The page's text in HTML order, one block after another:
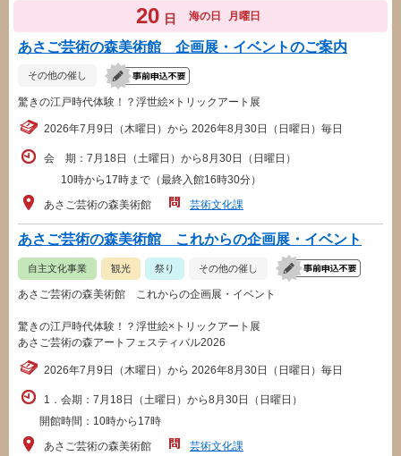
20 日 海の日 月曜日
あさご芸術の森美術館 企画展・イベントのご案内
その他の催し
驚きの江戸時代体験！？浮世絵×トリックアート展
2026年7月9日（木曜日）から 2026年8月30日（日曜日）毎日
会 期：7月18日（土曜日）から8月30日（日曜日）
10時から17時まで（最終入館16時30分）
あさご芸術の森美術館
芸術文化課
あさご芸術の森美術館 これからの企画展・イベント
自主文化事業 観光 祭り その他の催し
あさご芸術の森美術館 これからの企画展・イベント
驚きの江戸時代体験！？浮世絵×トリックアート展
あさご芸術の森アートフェスティバル2026
2026年7月9日（木曜日）から 2026年8月30日（日曜日）毎日
1．会期：7月18日（土曜日）から8月30日（日曜日）
開館時間：10時から17時
あさご芸術の森美術館
芸術文化課